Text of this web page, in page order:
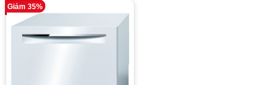
Giảm 35%